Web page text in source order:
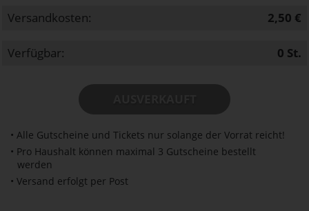
Versandkosten: 2,50 €
Verfügbar: 0 St.
• Alle Gutscheine und Tickets nur solange der Vorrat reicht!
• Pro Haushalt können maximal 3 Gutscheine bestellt
werden
• Versand erfolgt per Post